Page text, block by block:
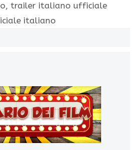
trailer italiano ufficiale
italiano